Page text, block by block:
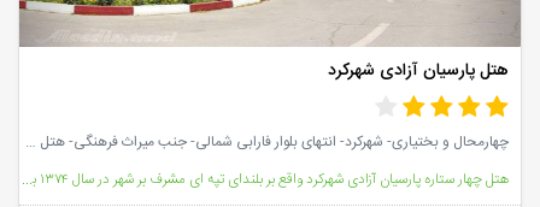
هتل پارسیان آزادی شهرکرد
چهارمحال و بختیاری- شهرکرد- انتهای بلوار فارابی شمالی- جنب میراث فرهنگی- هتل پارسیان شهرکرد
هتل چهار ستاره پارسیان آزادی شهركرد واقع بر بلندای تپه ای مشرف بر شهر در سال ۱۳۷۴ به نام هتل انقلاب